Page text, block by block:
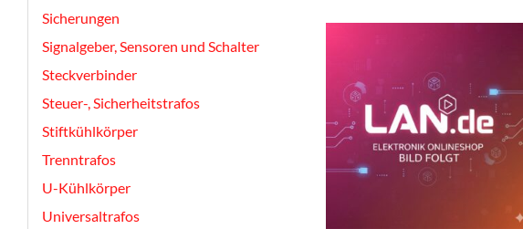
Sicherungen
Signalgeber, Sensoren und Schalter
Steckverbinder
Steuer-, Sicherheitstrafos
Stiftkühlkörper
Trenntrafos
U-Kühlkörper
Universaltrafos